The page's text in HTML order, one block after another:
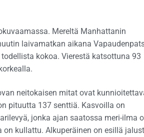
Mereltä Manhattanin
laivamatkan aikana
kokoa. Vierestä katsottuna 93
neitokaisen mitat ovat
pituutta 137 senttiä. Kasvoilla on
jonka ajan saatossa meri-ilma
kullattu. Alkuperäinen on esillä